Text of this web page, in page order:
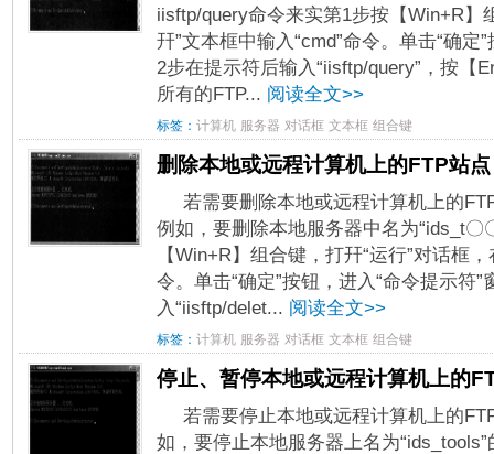
iisftp/query命令来实第1步按【Win+R】
幵”文本框中输入“cmd”命令。单击“确定
2步在提示符后输入“iisftp/query”，按【
所有的FTP... 阅读全文>>
标签： 计算机 服务器 对话框 文本框 组合键
删除本地或远程计算机上的FTP站点
若需要删除本地或远程计算机上的
例如，要删除本地服务器中名为“ids_t〇
【Win+R】组合键，打幵“运行”对话框
令。单击“确定”按钮，进入“命令提示符
入“iisftp/delet... 阅读全文>>
标签： 计算机 服务器 对话框 文本框 组合键
停止、暂停本地或远程计算机上的
若需要停止本地或远程计算机上的
如，要停止本地服务器上名为